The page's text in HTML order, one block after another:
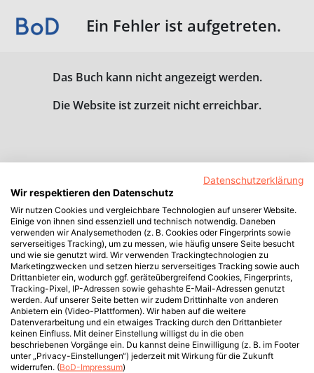
Ein Fehler ist aufgetreten.
Das Buch kann nicht angezeigt werden.
Die Website ist zurzeit nicht erreichbar.
Datenschutzerklärung
Wir respektieren den Datenschutz
Wir nutzen Cookies und vergleichbare Technologien auf unserer Website.
Einige von ihnen sind essenziell und technisch notwendig. Daneben
verwenden wir Analysemethoden (z. B. Cookies oder Fingerprints sowie
serverseitiges Tracking), um zu messen, wie häufig unsere Seite besucht
und wie sie genutzt wird. Wir verwenden Trackingtechnologien zu
Marketingzwecken und setzen hierzu serverseitiges Tracking sowie auch
Drittanbieter ein, wodurch ggf. geräteübergreifend Cookies, Fingerprints,
Tracking-Pixel, IP-Adressen sowie gehashte E-Mail-Adressen genutzt
werden. Auf unserer Seite betten wir zudem Drittinhalte von anderen
Anbietern ein (Video-Plattformen). Wir haben auf die weitere
Datenverarbeitung und ein etwaiges Tracking durch den Drittanbieter
keinen Einfluss. Mit deiner Einstellung willigst du in die oben
beschriebenen Vorgänge ein. Du kannst deine Einwilligung (z. B. im Footer
unter „Privacy-Einstellungen“) jederzeit mit Wirkung für die Zukunft
widerrufen. (BoD-Impressum)